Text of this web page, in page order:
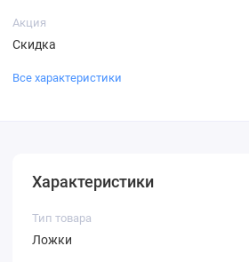
Акция
Скидка
Все характеристики
Характеристики
Тип товара
Ложки